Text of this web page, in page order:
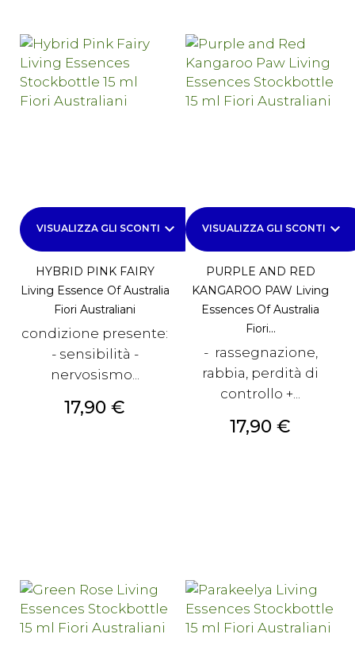
VISUALIZZA GLI SCONTI keyboard_arrow_down
HYBRID PINK FAIRY
Living Essence Of Australia
Fiori Australiani
condizione presente:
- sensibilità -
nervosismo...
Prezzo
17,90 €
VISUALIZZA GLI SCONTI keyboard_arrow_down
PURPLE AND RED
KANGAROO PAW Living
Essences Of Australia
Fiori...
- rassegnazione,
rabbia, perdità di
controllo +...
Prezzo
17,90 €